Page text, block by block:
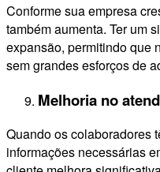
Conforme sua empresa
também aumenta. Ter um
expansão, permitindo que
sem grandes esforços de
Melhoria no
Quando os colaboradores
informações necessárias